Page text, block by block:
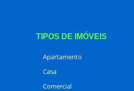
TIPOS DE IMÓVEIS
Apartamento
Casa
Comercial